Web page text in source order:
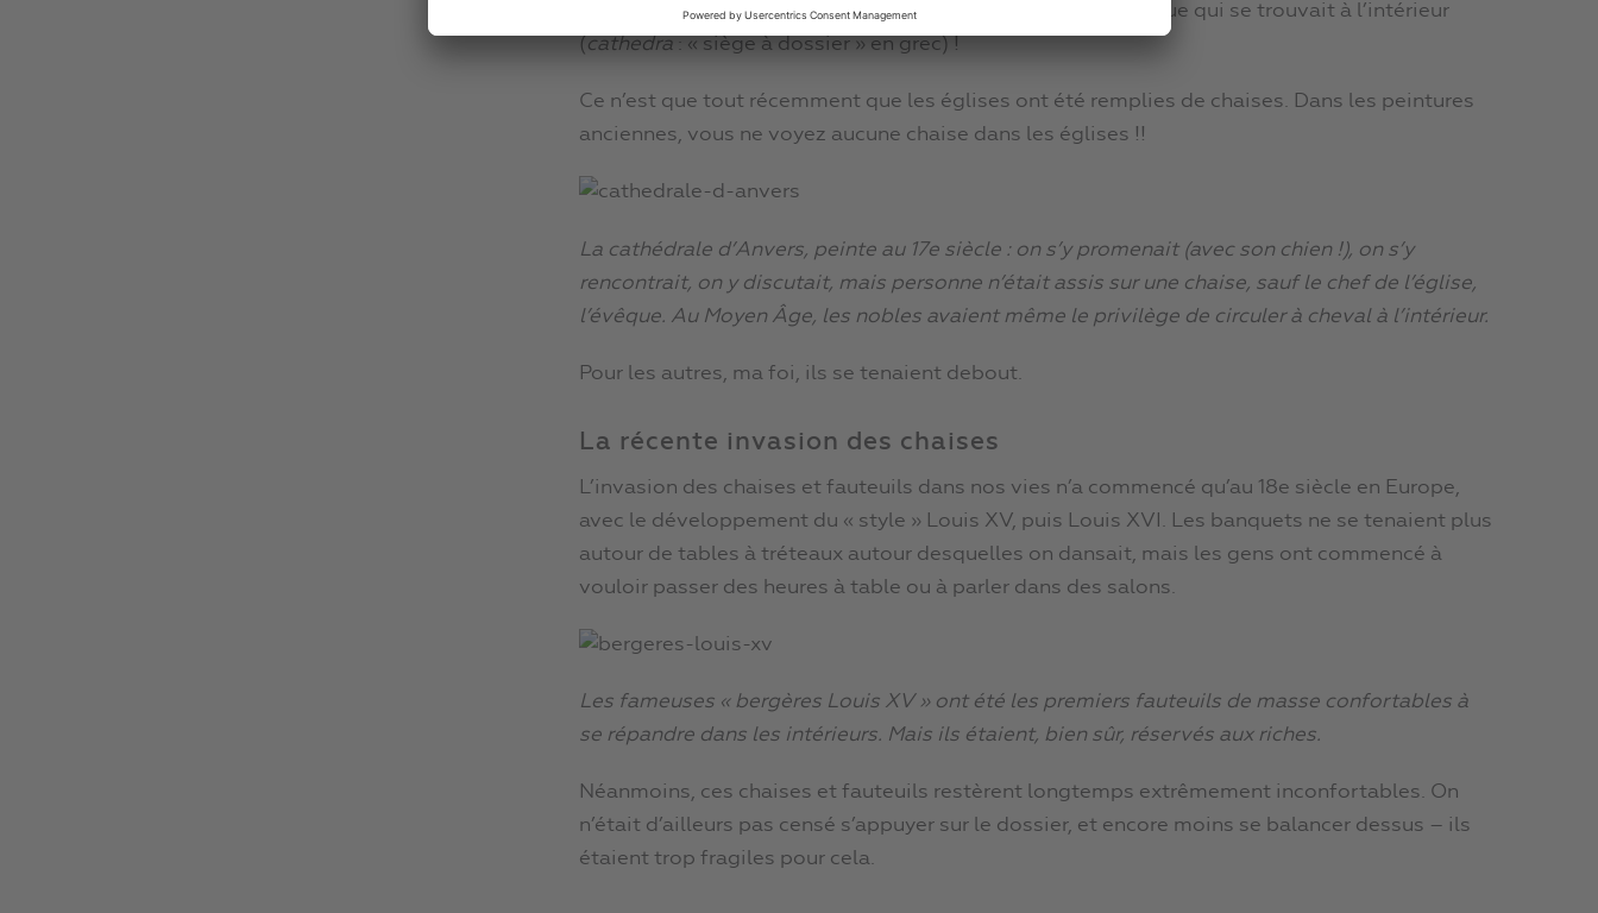
d’ailleurs pas à l’origine le bâtiment, mais la chaise de l’évêque qui se trouvait à l’intérieur
( cathedra : « siège à dossier » en grec) !
Ce n’est que tout récemment que les églises ont été remplies de chaises. Dans les peintures
anciennes, vous ne voyez aucune chaise dans les églises !!
La cathédrale d’Anvers, peinte au 17e siècle : on s’y promenait (avec son chien !), on s’y
rencontrait, on y discutait, mais personne n’était assis sur une chaise, sauf le chef de l’église,
l’évêque. Au Moyen Âge, les nobles avaient même le privilège de circuler à cheval à l’intérieur.
Pour les autres, ma foi, ils se tenaient debout.
La récente invasion des chaises
L’invasion des chaises et fauteuils dans nos vies n’a commencé qu’au 18e siècle en Europe,
avec le développement du « style » Louis XV, puis Louis XVI. Les banquets ne se tenaient plus
autour de tables à tréteaux autour desquelles on dansait, mais les gens ont commencé à
vouloir passer des heures à table ou à parler dans des salons.
Les fameuses « bergères Louis XV » ont été les premiers fauteuils de masse confortables à
se répandre dans les intérieurs. Mais ils étaient, bien sûr, réservés aux riches.
Néanmoins, ces chaises et fauteuils restèrent longtemps extrêmement inconfortables. On
n’était d’ailleurs pas censé s’appuyer sur le dossier, et encore moins se balancer dessus – ils
étaient trop fragiles pour cela.